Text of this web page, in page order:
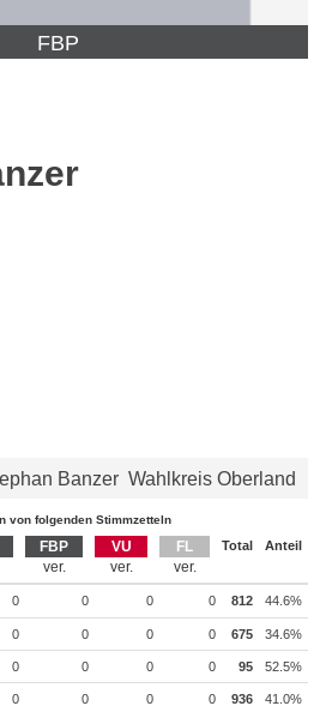
FBP
Banzer Wahlkreis Oberland
von folgenden Stimmzetteln
FBP VU FL Total Anteil
0 0 0 0 812 44.6%
0 0 0 0 675 34.6%
0 0 0 0 95 52.5%
0 0 0 0 936 41.0%